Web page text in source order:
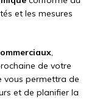
et les mesures
,
de votre
vous permettra de
et de planifier la